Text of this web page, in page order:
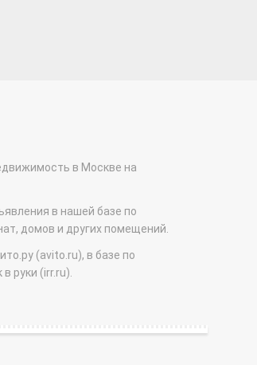
в Москве на
в нашей базе по
домов и других помещений.
(avito.ru), в базе по
руки (irr.ru).